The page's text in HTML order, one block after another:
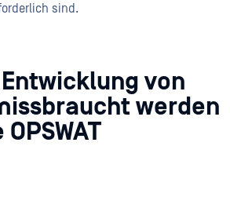
sind.
von
werden